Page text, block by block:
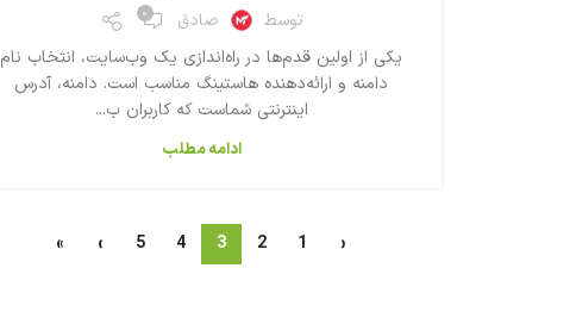
توسط صادق ۰
یکی از اولین قدم‌ها در راه‌اندازی یک وب‌سایت، انتخاب نام
دامنه و ارائه‌دهنده هاستینگ مناسب است. دامنه، آدرس
اینترنتی شماست که کاربران ب...
ادامه مطلب
‹
1
2
3
4
5
›
»